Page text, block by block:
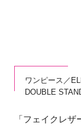
ワンピース／
DOUBLE
「フェイクレ